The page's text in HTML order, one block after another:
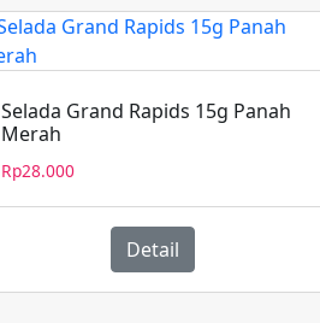
Selada Grand Rapids 15g Panah
Merah
Rp28.000
Detail